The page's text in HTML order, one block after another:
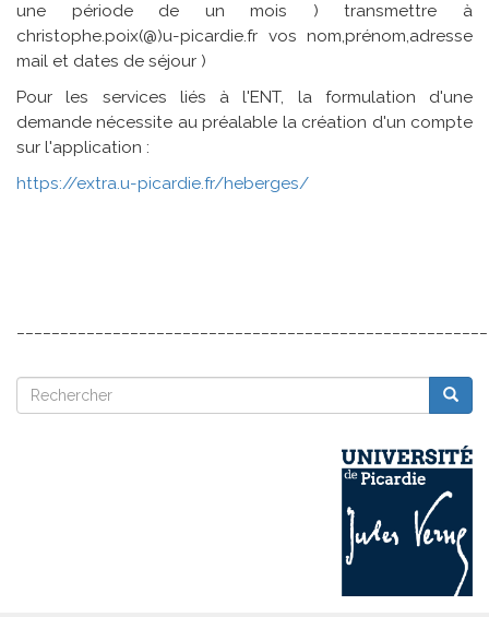
une période de un mois ) transmettre à
christophe.poix(@)u-picardie.fr vos nom,prénom,adresse
mail et dates de séjour )
Pour les services liés à l'ENT, la formulation d'une
demande nécessite au préalable la création d'un compte
sur l'application :
https://extra.u-picardie.fr/heberges/
Rechercher
Rechercher